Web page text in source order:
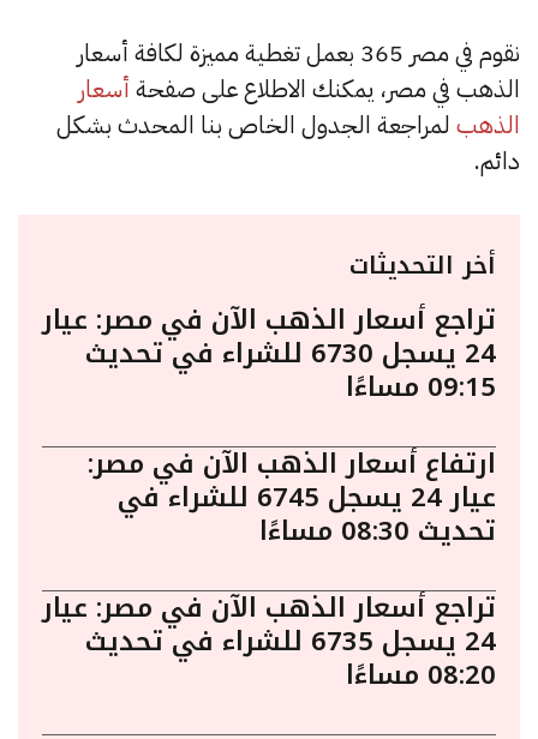
نقوم في مصر 365 بعمل تغطية مميزة لكافة أسعار
الذهب في مصر، يمكنك الاطلاع على صفحة أسعار
الذهب لمراجعة الجدول الخاص بنا المحدث بشكل
دائم.
أخر التحديثات
تراجع أسعار الذهب الآن في مصر: عيار
24 يسجل 6730 للشراء في تحديث
09:15 مساءًا
ارتفاع أسعار الذهب الآن في مصر:
عيار 24 يسجل 6745 للشراء في
تحديث 08:30 مساءًا
تراجع أسعار الذهب الآن في مصر: عيار
24 يسجل 6735 للشراء في تحديث
08:20 مساءًا